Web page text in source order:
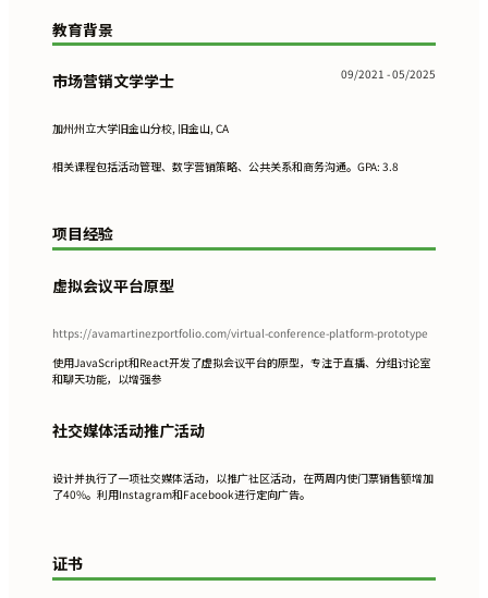
教育背景
市场营销文学学士 09/2021 - 05/2025
加州州立大学旧金山分校, 旧金山, CA
相关课程包括活动管理、数字营销策略、公共关系和商务沟通。GPA: 3.8
项目经验
虚拟会议平台原型
https://avamartinezportfolio.com/virtual-conference-platform-prototype
使用JavaScript和React开发了虚拟会议平台的原型，专注于直播、分组讨论室
和聊天功能，以增强参
社交媒体活动推广活动
设计并执行了一项社交媒体活动，以推广社区活动，在两周内使门票销售额增加
了40%。利用Instagram和Facebook进行定向广告。
证书